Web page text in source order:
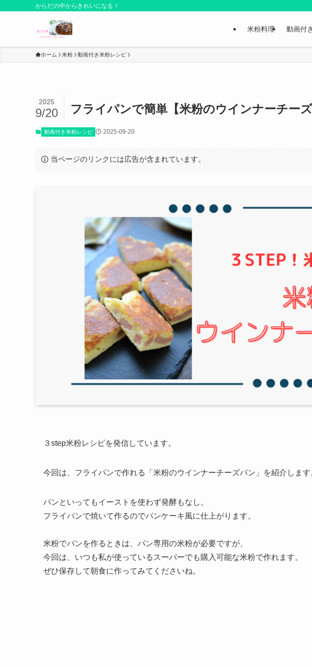
からだの中からきれいになる！
米粉料理 動画付
ホーム 米粉 動画付き米粉レシピ
フライパンで簡単【米粉のウインナーチー
2025
9/20
動画付き米粉レシピ 2025-09-20
当ページのリンクには広告が含まれています。
３step米粉レシピを発信しています。
今回は、フライパンで作れる「米粉のウインナーチーズパン」を紹介します
パンといってもイーストを使わず発酵もなし。
フライパンで焼いて作るのでパンケーキ風に仕上がります。
米粉でパンを作るときは、パン専用の米粉が必要ですが、
今回は、いつも私が使っているスーパーでも購入可能な米粉で作れます。
ぜひ保存して朝食に作ってみてくださいね。